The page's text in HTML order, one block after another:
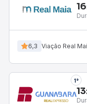
6,3 Viação Real
1°